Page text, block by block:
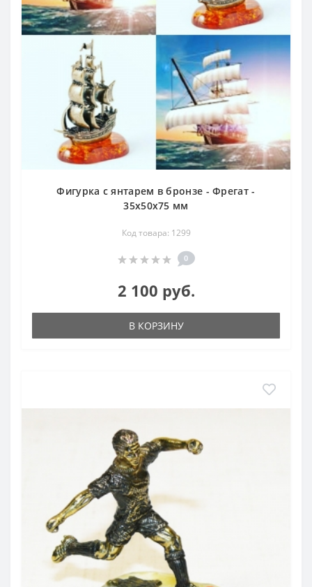
Фигурка с янтарем в бронзе - Фрегат -
35х50х75 мм
Код товара: 1299
0
2 100 руб.
В КОРЗИНУ